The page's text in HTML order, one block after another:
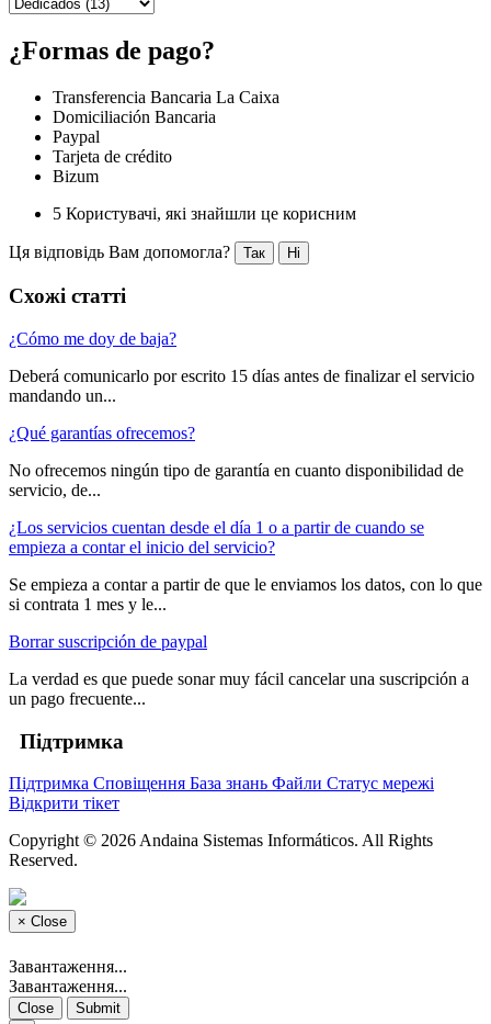
¿Formas de pago?
Transferencia Bancaria La Caixa
Domiciliación Bancaria
Paypal
Tarjeta de crédito
Bizum
5 Користувачі, які знайшли це корисним
Ця відповідь Вам допомогла? Так Ні
Схожі статті
¿Cómo me doy de baja?
Deberá comunicarlo por escrito 15 días antes de finalizar el servicio
mandando un...
¿Qué garantías ofrecemos?
No ofrecemos ningún tipo de garantía en cuanto disponibilidad de
servicio, de...
¿Los servicios cuentan desde el día 1 o a partir de cuando se
empieza a contar el inicio del servicio?
Se empieza a contar a partir de que le enviamos los datos, con lo que
si contrata 1 mes y le...
Borrar suscripción de paypal
La verdad es que puede sonar muy fácil cancelar una suscripción a
un pago frecuente...
Підтримка
Підтримка Сповіщення База знань Файли Статус мережі
Відкрити тікет
Copyright © 2026 Andaina Sistemas Informáticos. All Rights
Reserved.
× Close
Завантаження...
Завантаження...
Close
Submit